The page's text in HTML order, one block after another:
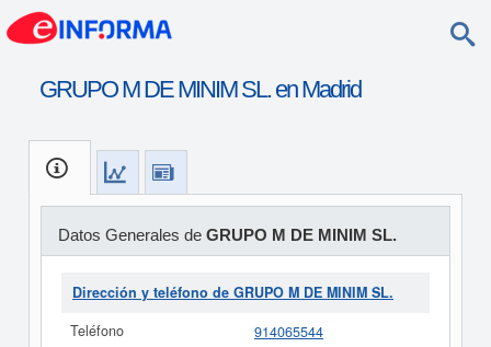
GRUPO M DE MINIM SL. en Madrid
Datos Generales de GRUPO M DE MINIM SL.
Dirección y teléfono de GRUPO M DE MINIM SL.
Teléfono
914065544